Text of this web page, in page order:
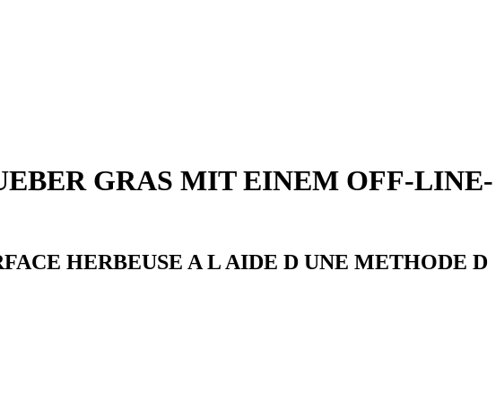
GRAS MIT EINEM OFF-LINE-
HERBEUSE A L AIDE D UNE METHODE D